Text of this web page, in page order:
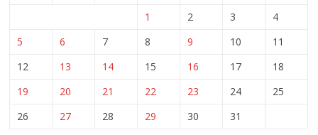
1
2 3
4
5
6 7 8 9 10
11
12
13 14 15 16 17
18
19
20 21 22 23 24
25
26
27 28 29 30 31